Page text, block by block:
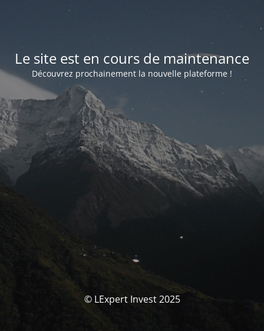
Le site est en cours de maintenance
Découvrez prochainement la nouvelle plateforme !
© LExpert Invest 2025